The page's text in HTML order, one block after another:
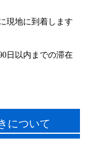
現地に到着します
日以内までの滞在
について